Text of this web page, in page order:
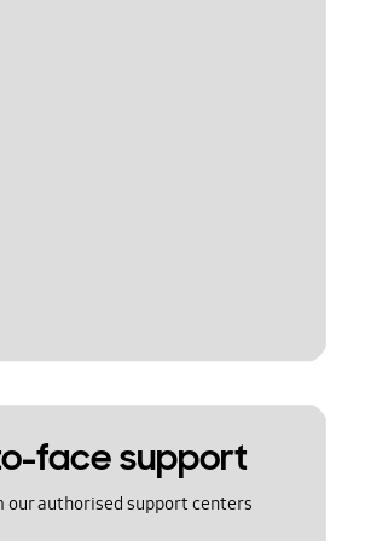
face support
our authorised support centers